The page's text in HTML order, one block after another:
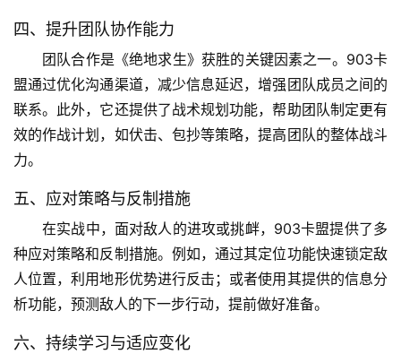
四、提升团队协作能力
团队合作是《绝地求生》获胜的关键因素之一。903卡
盟通过优化沟通渠道，减少信息延迟，增强团队成员之间的
联系。此外，它还提供了战术规划功能，帮助团队制定更有
效的作战计划，如伏击、包抄等策略，提高团队的整体战斗
力。
五、应对策略与反制措施
在实战中，面对敌人的进攻或挑衅，903卡盟提供了多
种应对策略和反制措施。例如，通过其定位功能快速锁定敌
人位置，利用地形优势进行反击；或者使用其提供的信息分
析功能，预测敌人的下一步行动，提前做好准备。
六、持续学习与适应变化